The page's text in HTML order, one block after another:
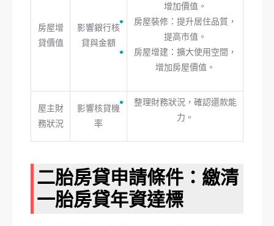
房屋增
貸價值
影響銀行核
貸與金額
增加價值。
房屋裝修：提升居住品質，
提高市值。
房屋增建：擴大使用空間，
增加房屋價值。
屋主財
務狀況
影響核貸機
率
整理財務狀況，確認還款能
力。
二胎房貸申請條件：繳清
一胎房貸年資達標